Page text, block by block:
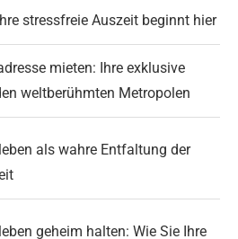
stressfreie Auszeit beginnt hier
mieten: Ihre exklusive
weltberühmten Metropolen
als wahre Entfaltung der
geheim halten: Wie Sie Ihre